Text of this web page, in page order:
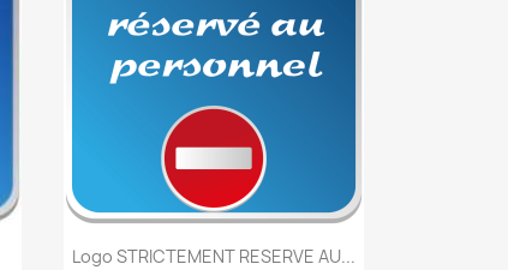
Aperçu rapide
Logo STRICTEMENT RESERVE AU...